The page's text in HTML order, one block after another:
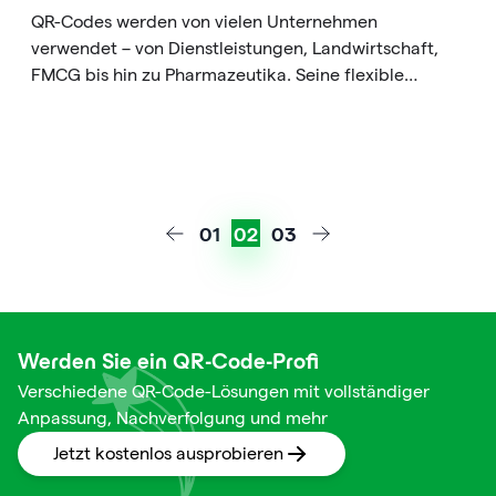
QR-Codes werden von vielen Unternehmen
verwendet – von Dienstleistungen, Landwirtschaft,
FMCG bis hin zu Pharmazeutika. Seine flexible
01 02 03
Werden Sie ein QR-Code-Profi
Verschiedene QR-Code-Lösungen mit vollständiger
Anpassung, Nachverfolgung und mehr
Jetzt kostenlos ausprobieren